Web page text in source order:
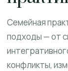
Семейная
подходы — от
конфликты,